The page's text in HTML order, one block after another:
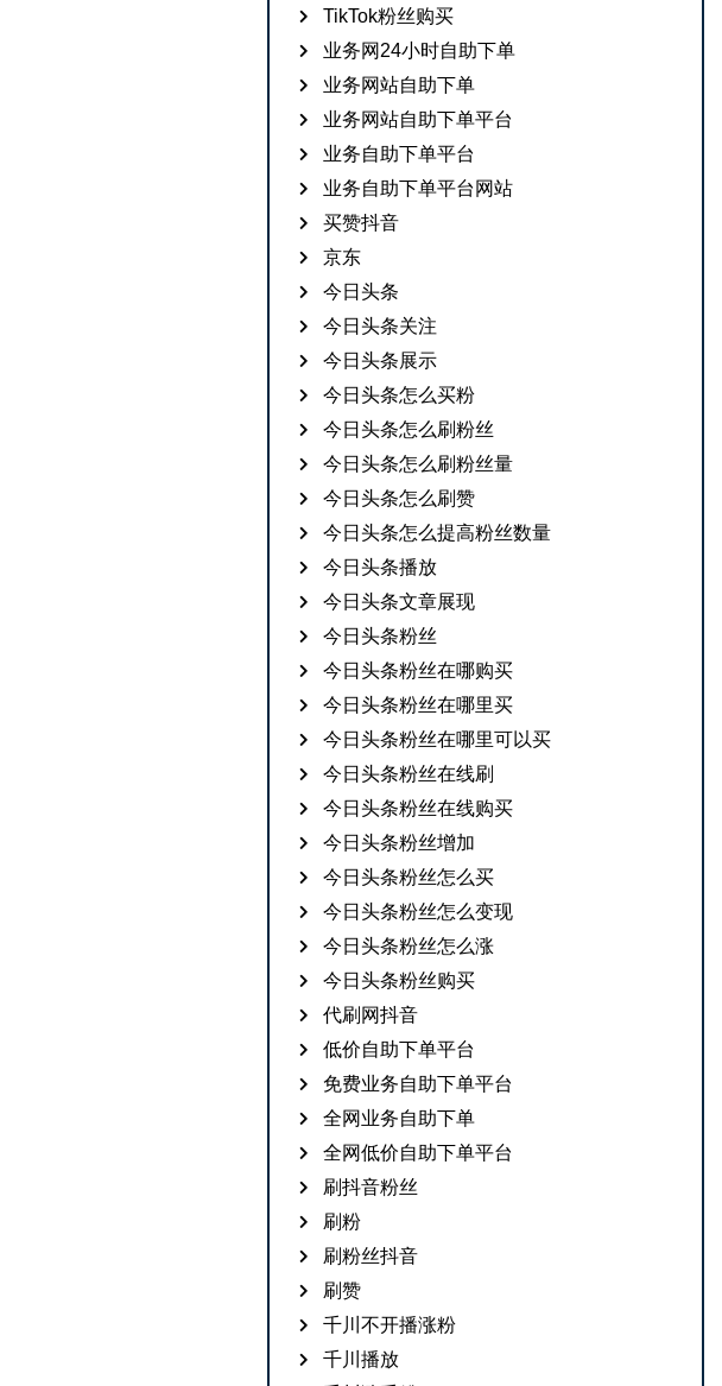
TikTok粉丝购买
业务网24小时自助下单
业务网站自助下单
业务网站自助下单平台
业务自助下单平台
业务自助下单平台网站
买赞抖音
京东
今日头条
今日头条关注
今日头条展示
今日头条怎么买粉
今日头条怎么刷粉丝
今日头条怎么刷粉丝量
今日头条怎么刷赞
今日头条怎么提高粉丝数量
今日头条播放
今日头条文章展现
今日头条粉丝
今日头条粉丝在哪购买
今日头条粉丝在哪里买
今日头条粉丝在哪里可以买
今日头条粉丝在线刷
今日头条粉丝在线购买
今日头条粉丝增加
今日头条粉丝怎么买
今日头条粉丝怎么变现
今日头条粉丝怎么涨
今日头条粉丝购买
代刷网抖音
低价自助下单平台
免费业务自助下单平台
全网业务自助下单
全网低价自助下单平台
刷抖音粉丝
刷粉
刷粉丝抖音
刷赞
千川不开播涨粉
千川播放